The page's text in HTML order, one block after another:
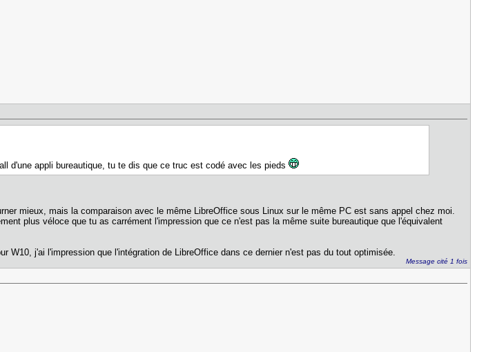
d'une appli bureautique, tu te dis que ce truc est codé avec les pieds
mieux, mais la comparaison avec le même LibreOffice sous Linux sur le même PC est sans appel chez moi.
plus véloce que tu as carrément l'impression que ce n'est pas la même suite bureautique que l'équivalent
W10, j'ai l'impression que l'intégration de LibreOffice dans ce dernier n'est pas du tout optimisée.
Message cité 1 fois